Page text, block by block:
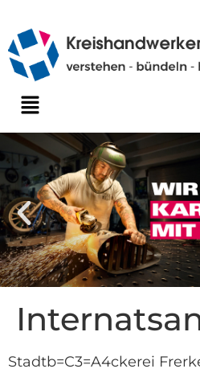
Stadtb=C3=A4ckerei